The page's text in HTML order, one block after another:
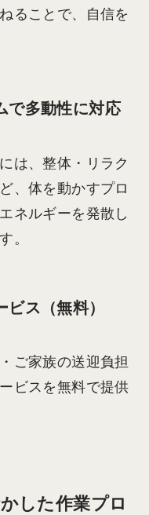
ることで、自信を
で多動性に対応
は、整体・リラク
、体を動かすプロ
ネルギーを発散し
。
ス（無料）
ご家族の送迎負担
ビスを無料で提供
した作業プロ